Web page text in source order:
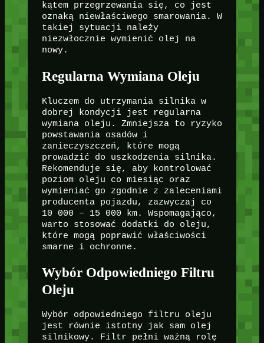
kątem przegrzewania się, co jest
oznaką niewłaściwego smarowania. W
takiej sytuacji należy
niezwłocznie wymienić olej na
nowy.
Regularna Wymiana Oleju
Kluczem do utrzymania silnika w
dobrej kondycji jest regularna
wymiana oleju. Zmniejsza to ryzyko
powstawania osadów i
zanieczyszczeń, które mogą
prowadzić do uszkodzenia silnika.
Rekomenduje się, aby kontrolować
poziom oleju co miesiąc oraz
wymieniać go zgodnie z zaleceniami
producenta pojazdu, zazwyczaj co
10 000 – 15 000 km. Wspomagająco,
warto stosować dodatki do oleju,
które mogą poprawić właściwości
smarne i ochronne.
Wybór Odpowiedniego Filtru
Oleju
Wybór odpowiedniego filtru oleju
jest równie istotny jak sam olej
silnikowy. Filtr pełni ważną rolę